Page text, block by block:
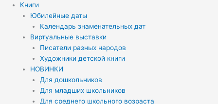
Книги
Юбилейные даты
Календарь знаменательных дат
Виртуальные выставки
Писатели разных народов
Художники детской книги
НОВИНКИ
Для дошкольников
Для младших школьников
Для среднего школьного возраста